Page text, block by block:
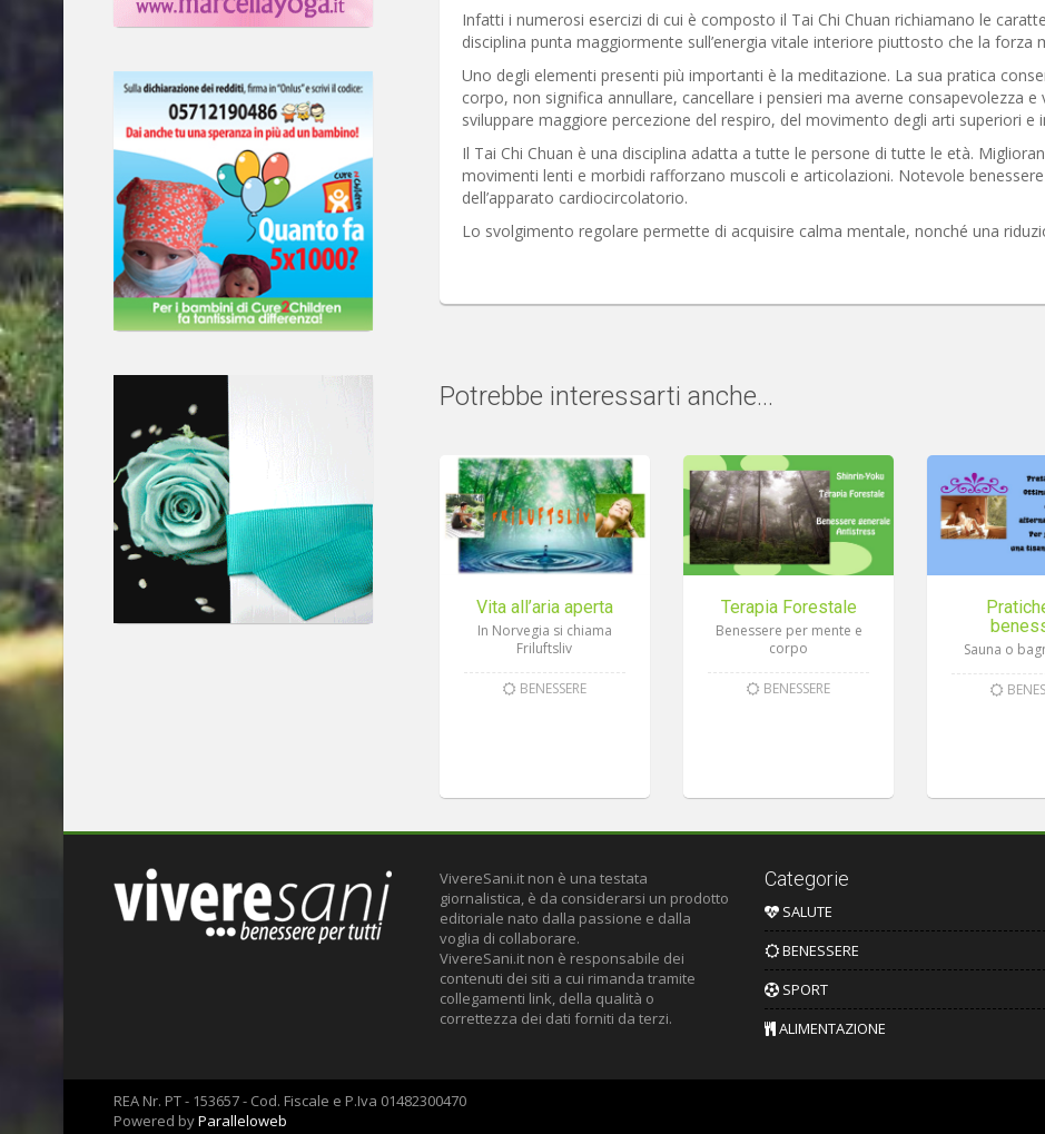
Infatti i numerosi esercizi di cui è composto il Tai Chi Chuan richiamano le
disciplina punta maggiormente sull’energia vitale interiore piuttosto che la forza
Uno degli elementi presenti più importanti è la meditazione. La sua pratica
corpo, non significa annullare, cancellare i pensieri ma averne consapevolezza
sviluppare maggiore percezione del respiro, del movimento degli arti superiori e
Il Tai Chi Chuan è una disciplina adatta a tutte le persone di tutte le età.
movimenti lenti e morbidi rafforzano muscoli e articolazioni. Notevole
dell’apparato cardiocircolatorio.
Lo svolgimento regolare permette di acquisire calma mentale, nonché una
Potrebbe interessarti anche...
Vita all’aria aperta
In Norvegia si chiama
Friluftsliv
BENESSERE
Terapia Forestale
Benessere per mente e
corpo
BENESSERE
Sauna o
VivereSani.it non è una testata
giornalistica, è da considerarsi un prodotto
editoriale nato dalla passione e dalla
voglia di collaborare.
VivereSani.it non è responsabile dei
contenuti dei siti a cui rimanda tramite
collegamenti link, della qualità o
correttezza dei dati forniti da terzi.
Categorie
SALUTE
BENESSERE
SPORT
ALIMENTAZIONE
REA Nr. PT - 153657 - Cod. Fiscale e P.Iva 01482300470
Powered byParalleloweb